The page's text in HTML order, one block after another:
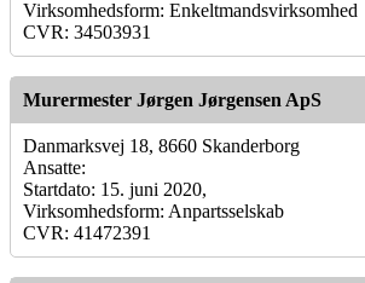
Virksomhedsform: Enkeltmandsvirksomhed
CVR: 34503931
Murermester Jørgen Jørgensen ApS
Danmarksvej 18, 8660 Skanderborg
Ansatte:
Startdato: 15. juni 2020,
Virksomhedsform: Anpartsselskab
CVR: 41472391